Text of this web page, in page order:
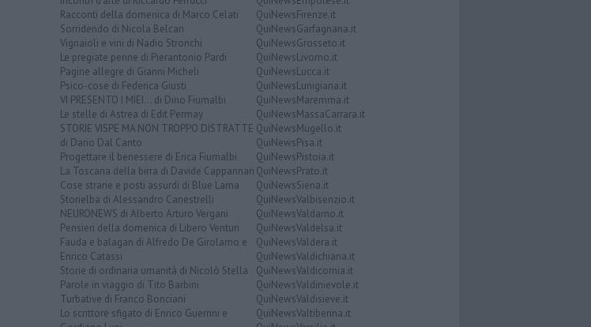
Racconti della domenica di Marco Celati
Sorridendo di Nicola Belcari
Vignaioli e vini di Nadio Stronchi
Le pregiate penne di Pierantonio Pardi
Pagine allegre di Gianni Micheli
Psico-cose di Federica Giusti
VI PRESENTO I MIEI... di Dino Fiumalbi
Le stelle di Astrea di Edit Permay
STORIE VISPE MA NON TROPPO DISTRATTE
di Dario Dal Canto
Progettare il benessere di Erica Fiumalbi
La Toscana della birra di Davide Cappannari
Cose strane e posti assurdi di Blue Lama
Storielba di Alessandro Canestrelli
NEURONEWS di Alberto Arturo Vergani
Pensieri della domenica di Libero Venturi
Fauda e balagan di Alfredo De Girolamo e
Enrico Catassi
Storie di ordinaria umanità di Nicolò Stella
Parole in viaggio di Tito Barbini
Turbative di Franco Bonciani
Lo scrittore sfigato di Enrico Guerrini e
QuiNewsFirenze.it
QuiNewsGarfagnana.it
QuiNewsGrosseto.it
QuiNewsLivorno.it
QuiNewsLucca.it
QuiNewsLunigiana.it
QuiNewsMaremma.it
QuiNewsMassaCarrara.it
QuiNewsMugello.it
QuiNewsPisa.it
QuiNewsPistoia.it
QuiNewsPrato.it
QuiNewsSiena.it
QuiNewsValbisenzio.it
QuiNewsValdarno.it
QuiNewsValdelsa.it
QuiNewsValdera.it
QuiNewsValdichiana.it
QuiNewsValdicornia.it
QuiNewsValdinievole.it
QuiNewsValdisieve.it
QuiNewsValtiberina.it